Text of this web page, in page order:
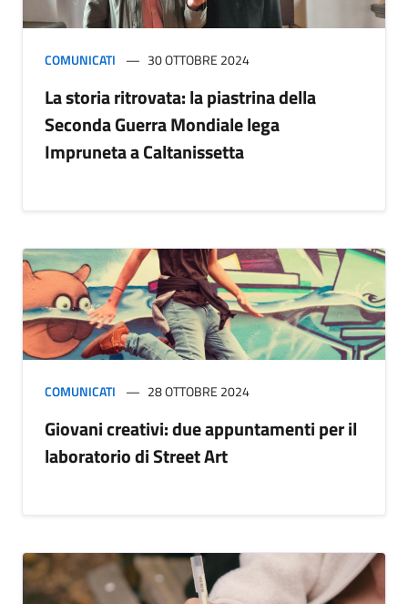
COMUNICATI 30 OTTOBRE 2024
La storia ritrovata: la piastrina della
Seconda Guerra Mondiale lega
Impruneta a Caltanissetta
COMUNICATI 28 OTTOBRE 2024
Giovani creativi: due appuntamenti per il
laboratorio di Street Art